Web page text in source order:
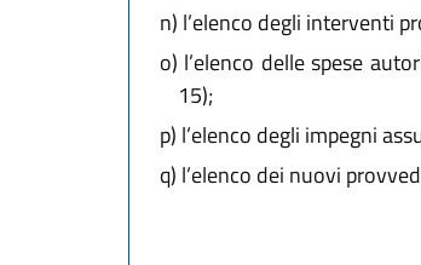
n) l’elenco degli interventi
o) l’elenco delle spese
15);
p) l’elenco degli impegni
q) l’elenco dei nuovi